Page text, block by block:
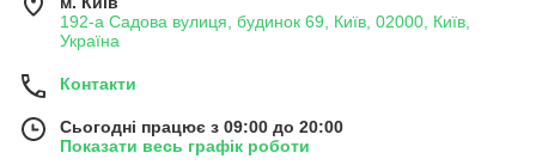
192-а Садова вулиця, будинок 69, Київ, 02000, Київ,
Україна
Контакти
Сьогодні працює з 09:00 до 20:00
Показати весь графік роботи